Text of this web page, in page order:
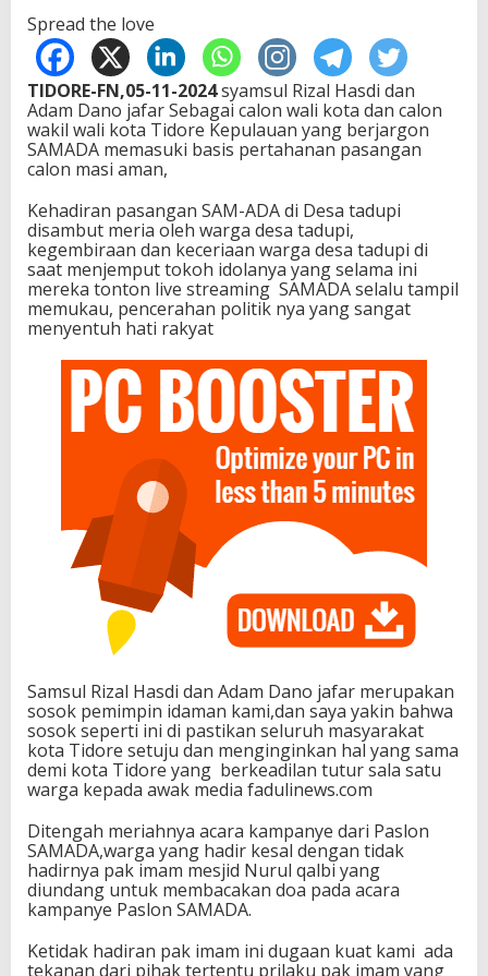
Spread the love
TIDORE-FN,05-11-2024syamsul Rizal Hasdi dan
Adam Dano jafar Sebagai calon wali kota dan calon
wakil wali kota Tidore Kepulauan yang berjargon
SAMADA memasuki basis pertahanan pasangan
calon masi aman,
Kehadiran pasangan SAM-ADA di Desa tadupi
disambut meria oleh warga desa tadupi,
kegembiraan dan keceriaan warga desa tadupi di
saat menjemput tokoh idolanya yang selama ini
mereka tonton live streaming SAMADA selalu tampil
memukau, pencerahan politik nya yang sangat
menyentuh hati rakyat
Samsul Rizal Hasdi dan Adam Dano jafar merupakan
sosok pemimpin idaman kami,dan saya yakin bahwa
sosok seperti ini di pastikan seluruh masyarakat
kota Tidore setuju dan menginginkan hal yang sama
demi kota Tidore yang berkeadilan tutur sala satu
warga kepada awak media fadulinews.com
Ditengah meriahnya acara kampanye dari Paslon
SAMADA,warga yang hadir kesal dengan tidak
hadirnya pak imam mesjid Nurul qalbi yang
diundang untuk membacakan doa pada acara
kampanye Paslon SAMADA.
Ketidak hadiran pak imam ini dugaan kuat kami ada
tekanan dari pihak tertentu prilaku pak imam yang